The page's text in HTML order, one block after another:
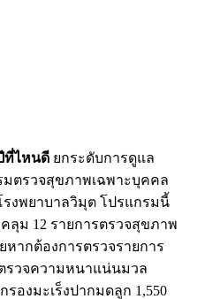
ไหนดี ยกระดับการดูแล
ตรวจสุขภาพเฉพาะบุคคล
โรงพยาบาลวิมุต โปรแกรมนี้
ลุม 12 รายการตรวจสุขภาพ
หากต้องการตรวจรายการ
รวจความหนาแน่นมวล
รองมะเร็งปากมดลูก 1,550